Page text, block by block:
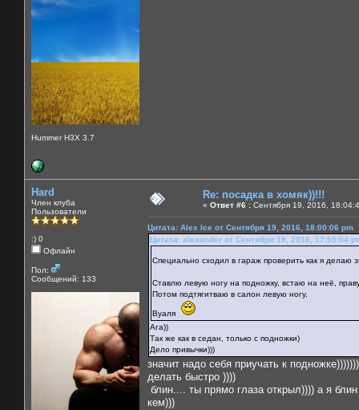
Hummer H3X 3.7
Hard
Член клуба
Пользователи
:) 0
Офлайн
Пол:
Сообщений: 133
Re: посадка в хомяк))!!!
« Ответ #6 : Сентября 19, 2016,
Цитата: Alex Ice от Сентября 19, 2016, 18:00:06 pm
Цитата: alexander от Сентября 19, 2016, 17:55:04
Специально сходил в гараж проверить как я делаю
Ставлю левую ногу на подножку, встаю на неё,
Потом подтягитваю в салон левую ногу.
Вуаля
Ага))
Так же как в седан, только с подножки)
Дело привычки)))
значит надо себя приучать к
делать быстро ))))
блин.... ты прямо глаза открыл)))) а я
кем)))